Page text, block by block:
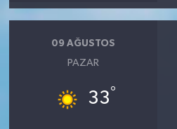
09 AĞUSTOS
PAZAR
33°